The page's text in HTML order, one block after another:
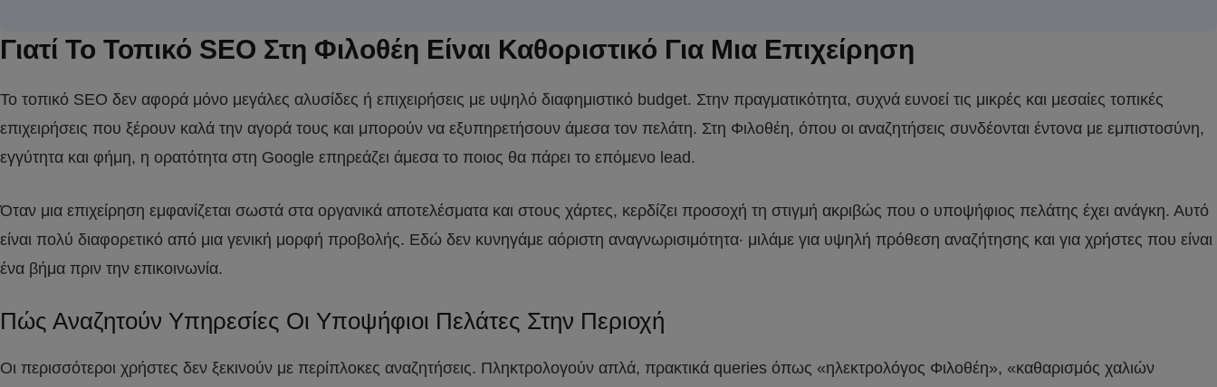
Γιατί Το Τοπικό SEO Στη Φιλοθέη Είναι Καθοριστικό Για Μια Επιχείρηση
Το τοπικό SEO δεν αφορά μόνο μεγάλες αλυσίδες ή επιχειρήσεις με υψηλό διαφημιστικό budget. Στην πραγματικότητα, συχνά ευνοεί τις μικρές και μεσαίες τοπικές
επιχειρήσεις που ξέρουν καλά την αγορά τους και μπορούν να εξυπηρετήσουν άμεσα τον πελάτη. Στη Φιλοθέη, όπου οι αναζητήσεις συνδέονται έντονα με εμπιστοσύνη,
εγγύτητα και φήμη, η ορατότητα στη Google επηρεάζει άμεσα το ποιος θα πάρει το επόμενο lead.
Όταν μια επιχείρηση εμφανίζεται σωστά στα οργανικά αποτελέσματα και στους χάρτες, κερδίζει προσοχή τη στιγμή ακριβώς που ο υποψήφιος πελάτης έχει ανάγκη. Αυτό
είναι πολύ διαφορετικό από μια γενική μορφή προβολής. Εδώ δεν κυνηγάμε αόριστη αναγνωρισιμότητα· μιλάμε για υψηλή πρόθεση αναζήτησης και για χρήστες που είναι
ένα βήμα πριν την επικοινωνία.
Πώς Αναζητούν Υπηρεσίες Οι Υποψήφιοι Πελάτες Στην Περιοχή
Οι περισσότεροι χρήστες δεν ξεκινούν με περίπλοκες αναζητήσεις. Πληκτρολογούν απλά, πρακτικά queries όπως «ηλεκτρολόγος Φιλοθέη», «καθαρισμός χαλιών